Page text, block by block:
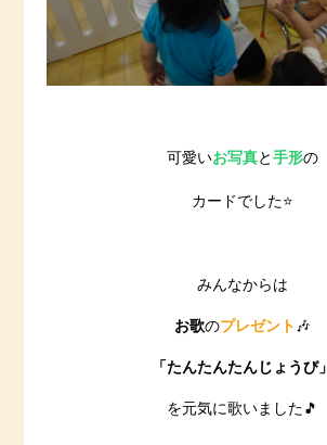
可愛いお写真と 手形の
カードでした⭐️
みんなからは
お歌のプレゼント 🎶
「たんたんたんじょうび」
を元気に歌いました🎵